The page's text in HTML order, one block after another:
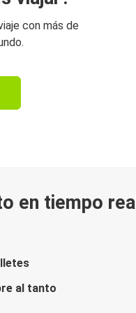
con más de
en tiempo real
al tanto